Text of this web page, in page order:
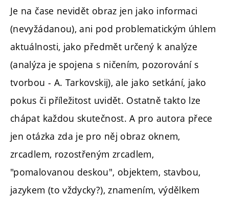
Je na čase nevidět obraz jen jako informaci
(nevyžádanou), ani pod problematickým úhlem
aktuálnosti, jako předmět určený k analýze
(analýza je spojena s ničením, pozorování s
tvorbou - A. Tarkovskij), ale jako setkání, jako
pokus či příležitost uvidět. Ostatně takto lze
chápat každou skutečnost. A pro autora přece
jen otázka zda je pro něj obraz oknem,
zrcadlem, rozostřeným zrcadlem,
"pomalovanou deskou", objektem, stavbou,
jazykem (to vždycky?), znamením, výdělkem